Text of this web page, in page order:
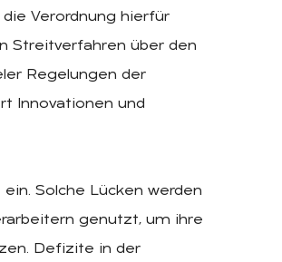
Verordnung hierfür
Streitverfahren über den
Regelungen der
Innovationen und
Solche Lücken werden
genutzt, um ihre
Defizite in der